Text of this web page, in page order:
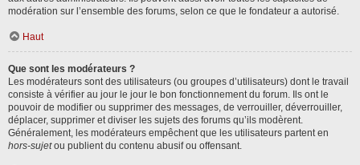
modération sur l’ensemble des forums, selon ce que le fondateur a autorisé.
Haut
Que sont les modérateurs ?
Les modérateurs sont des utilisateurs (ou groupes d’utilisateurs) dont le travail
consiste à vérifier au jour le jour le bon fonctionnement du forum. Ils ont le
pouvoir de modifier ou supprimer des messages, de verrouiller, déverrouiller,
déplacer, supprimer et diviser les sujets des forums qu’ils modèrent.
Généralement, les modérateurs empêchent que les utilisateurs partent en
hors-sujetou publient du contenu abusif ou offensant.